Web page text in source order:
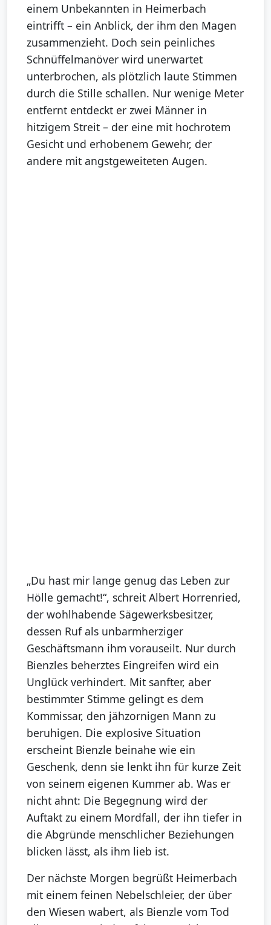
einem Unbekannten in Heimerbach
eintrifft – ein Anblick, der ihm den Magen
zusammenzieht. Doch sein peinliches
Schnüffelmanöver wird unerwartet
unterbrochen, als plötzlich laute Stimmen
durch die Stille schallen. Nur wenige Meter
entfernt entdeckt er zwei Männer in
hitzigem Streit – der eine mit hochrotem
Gesicht und erhobenem Gewehr, der
andere mit angstgeweiteten Augen.
„Du hast mir lange genug das Leben zur
Hölle gemacht!“, schreit Albert Horrenried,
der wohlhabende Sägewerksbesitzer,
dessen Ruf als unbarmherziger
Geschäftsmann ihm vorauseilt. Nur durch
Bienzles beherztes Eingreifen wird ein
Unglück verhindert. Mit sanfter, aber
bestimmter Stimme gelingt es dem
Kommissar, den jähzornigen Mann zu
beruhigen. Die explosive Situation
erscheint Bienzle beinahe wie ein
Geschenk, denn sie lenkt ihn für kurze Zeit
von seinem eigenen Kummer ab. Was er
nicht ahnt: Die Begegnung wird der
Auftakt zu einem Mordfall, der ihn tiefer in
die Abgründe menschlicher Beziehungen
blicken lässt, als ihm lieb ist.
Der nächste Morgen begrüßt Heimerbach
mit einem feinen Nebelschleier, der über
den Wiesen wabert, als Bienzle vom Tod